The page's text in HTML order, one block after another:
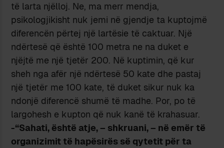
të larta njëlloj. Ne, ma merr mendja,
psikologjikisht nuk jemi në gjendje ta kuptojmë
diferencën përtej një lartësie të caktuar. Një
ndërtesë që është 100 metra ne na duket e
njëjtë me një tjetër 200. Në kuptimin, që kur
sheh nga afër një ndërtesë 50 kate dhe pastaj
një tjetër me 100 kate, të duket sikur nuk ka
ndonjë diferencë shumë të madhe. Por, po të
largohesh e kupton që nuk kanë të krahasuar.
-“Sahati, është atje, – shkruani, – në emër të
organizimit të hapësirës së qytetit për ta